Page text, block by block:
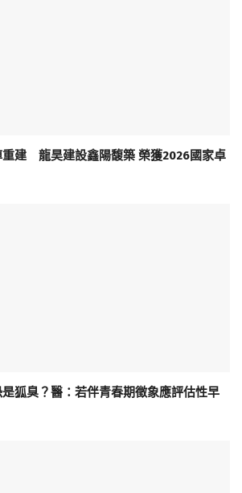
重建 龍昊建設鑫陽馥築 榮獲2026國家卓
狐臭？醫：若伴青春期徵象應評估性早